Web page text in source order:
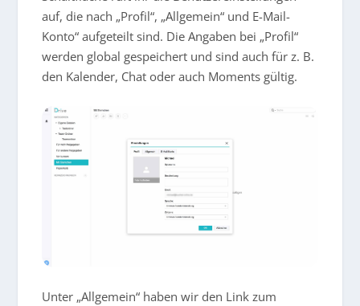
auf, die nach „Profil“, „Allgemein“ und E-Mail-
Konto“ aufgeteilt sind. Die Angaben bei „Profil“
werden global gespeichert und sind auch für z. B.
den Kalender, Chat oder auch Moments gültig.
Unter „Allgemein“ haben wir den Link zum